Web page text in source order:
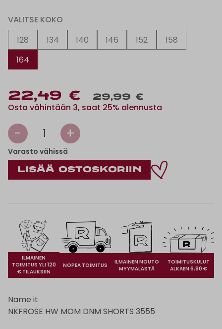
VALITSE KOKO
128
134 140 146 152
158
164
22,49 € 29,99 €
Osta vähintään 3, saat 25% alennusta
- 1 +
Varasto vähissä
ILMAINEN
TOIMITUS YLI 120
€ TILAUKSIIN
NOPEA TOIMITUS
ILMAINEN NOUTO
MYYMÄLÄSTÄ
TOIMITUSKULUT
ALKAEN 6,90 €
Name it
NKFROSE HW MOM DNM SHORTS 3555